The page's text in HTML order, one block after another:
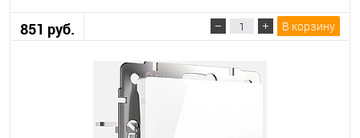
851 руб. В корзину